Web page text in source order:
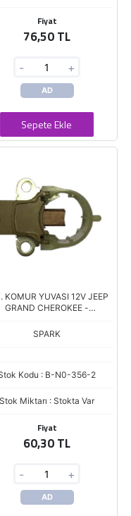
Fiyat
76,50 TL
- +
AD
Sepete Ekle
KOMUR YUVASI 12V JEEP
GRAND CHEROKEE -
DURANGO
SPARK
Kodu : B-N0-356-2
Stok Miktarı : Stokta Var
Fiyat
60,30 TL
- +
AD